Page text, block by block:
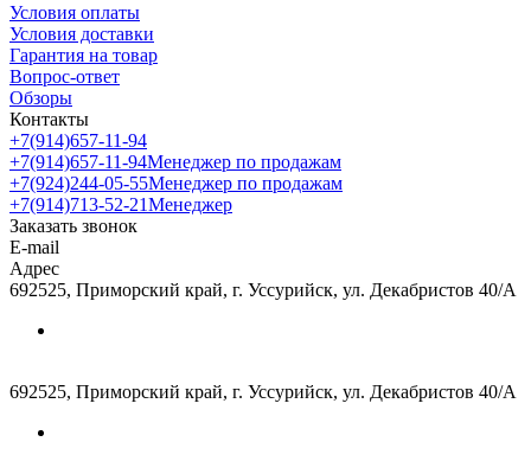
Условия оплаты
Условия доставки
Гарантия на товар
Вопрос-ответ
Обзоры
Контакты
+7(914)657-11-94
+7(914)657-11-94Менеджер по продажам
+7(924)244-05-55Менеджер по продажам
+7(914)713-52-21Менеджер
Заказать звонок
E-mail
Адрес
692525, Приморский край, г. Уссурийск, ул. Декабристов 40/А
692525, Приморский край, г. Уссурийск, ул. Декабристов 40/А